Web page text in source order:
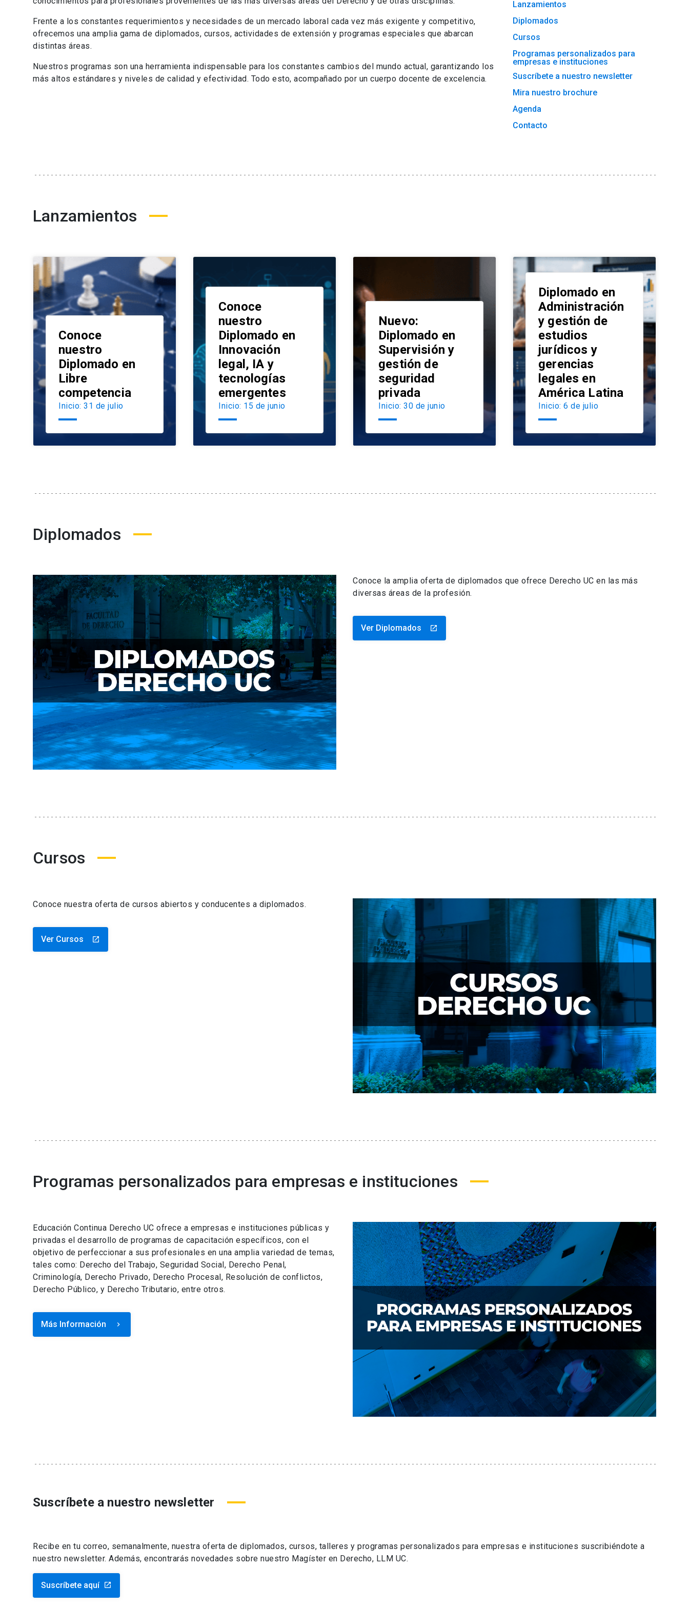
Frente a los constantes requerimientos y necesidades de un mercado laboral cada vez más exigente y competitivo,
ofrecemos una amplia gama de diplomados, cursos, actividades de extensión y programas especiales que abarcan
distintas áreas.
Nuestros programas son una herramienta indispensable para los constantes cambios del mundo actual, garantizando los
más altos estándares y niveles de calidad y efectividad. Todo esto, acompañado por un cuerpo docente de excelencia.
Lanzamientos
Diplomados
Cursos
Programas personalizados para
empresas e instituciones
Suscríbete a nuestro newsletter
Mira nuestro brochure
Agenda
Contacto
Lanzamientos
Conoce
nuestro
Diplomado en
Libre
competencia
Inicio: 31 de julio
Conoce
nuestro
Diplomado en
Innovación
legal, IA y
tecnologías
emergentes
Inicio: 15 de junio
Nuevo:
Diplomado en
Supervisión y
gestión de
seguridad
privada
Inicio: 30 de junio
Diplomado en
Administración
y gestión de
estudios
jurídicos y
gerencias
legales en
América Latina
Inicio: 6 de julio
Diplomados
Conoce la amplia oferta de diplomados que ofrece Derecho UC en las más
diversas áreas de la profesión.
Ver Diplomados launch
Cursos
Conoce nuestra oferta de cursos abiertos y conducentes a diplomados.
Ver Cursos launch
Programas personalizados para empresas e instituciones
Educación Continua Derecho UC ofrece a empresas e instituciones públicas y
privadas el desarrollo de programas de capacitación específicos, con el
objetivo de perfeccionar a sus profesionales en una amplia variedad de temas,
tales como: Derecho del Trabajo, Seguridad Social, Derecho Penal,
Criminología, Derecho Privado, Derecho Procesal, Resolución de conflictos,
Derecho Público, y Derecho Tributario, entre otros.
Más Información keyboard_arrow_right
Suscríbete a nuestro newsletter
Recibe en tu correo, semanalmente, nuestra oferta de diplomados, cursos, talleres y programas personalizados para empresas e instituciones suscribiéndote a
nuestro newsletter. Además, encontrarás novedades sobre nuestro Magíster en Derecho, LLM UC.
Suscríbete aquí launch